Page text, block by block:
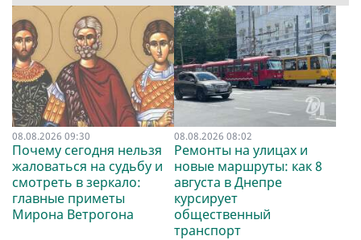
08.08.2026 09:30
Почему сегодня нельзя
жаловаться на судьбу и
смотреть в зеркало:
главные приметы
Мирона Ветрогона
08.08.2026 08:02
Ремонты на улицах и
новые маршруты: как 8
августа в Днепре
курсирует
общественный
транспорт